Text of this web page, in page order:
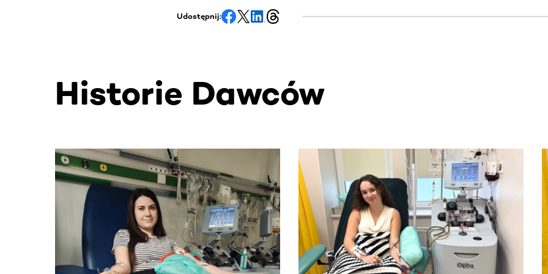
Udostępnij:
Historie Dawców
Ta sekcja zawiera treści przewijane w poziomie. Użyj klawisza Tab lub przesuń palcem, aby zobaczyć